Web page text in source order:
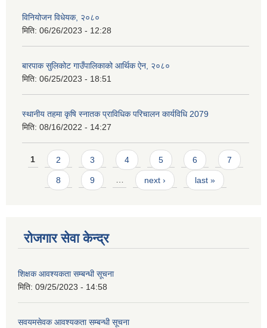
विनियोजन विधेयक, २०८०
मिति: 06/26/2023 - 12:28
बारपाक सुलिकोट गाउँपालिकाको आर्थिक ऐन, २०८०
मिति: 06/25/2023 - 18:51
स्थानीय तहमा कृषि स्नातक प्राविधिक परिचालन कार्यविधि 2079
मिति: 08/16/2022 - 14:27
Pages
1 2 3 4 5 6 7
8 9 … next › last »
रोजगार सेवा केन्द्र
शिक्षक आवश्यकता सम्बन्धी सूचना
मिति: 09/25/2023 - 14:58
सवयमसेवक आवश्यकता सम्बन्धी सूचना